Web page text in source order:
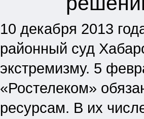
10 декабря 2013
районный суд
экстремизму. 5
«Ростелеком»
ресурсам. В их